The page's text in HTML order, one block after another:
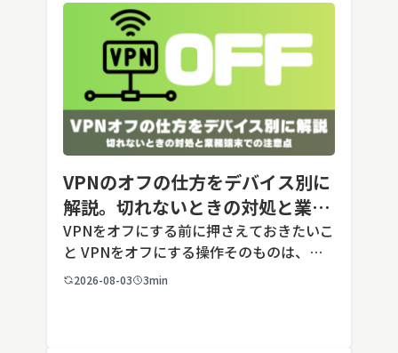
VPNのオフの仕方をデバイス別に
解説。切れないときの対処と業務
端末での注意点
VPNをオフにする前に押さえておきたいこ
と VPNをオフにする操作そのものは、ど
の端末でも数タップから数クリックで完了
2026-08-03 3min